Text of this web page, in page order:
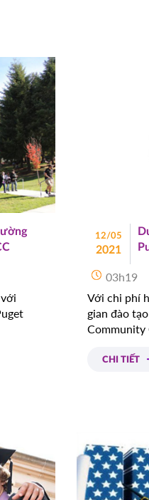
12/05
2021
03h19
Với chi phí
gian đào
Community
CHI TIẾT